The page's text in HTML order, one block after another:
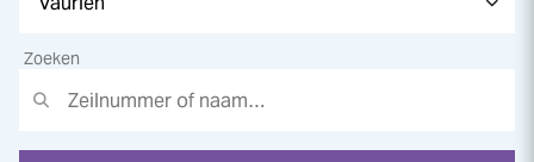
Zoeken